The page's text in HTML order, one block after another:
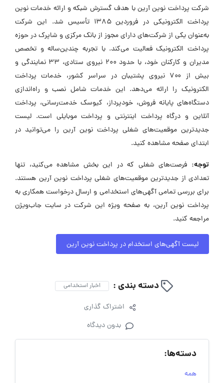
شرکت پرداخت نوین آرین با هدف گسترش شبکه و ارائه خدمات نوین
پرداخت الکترونیکی در فروردین ۱۳۸۵ تأسیس شد. این شرکت
به‌عنوان یکی از شرکت‌های دارای مجوز از بانک مرکزی و شاپرک در حوزه
پرداخت الکترونیک فعالیت می‌کند. با تجربه چندین‌ساله و تخصص
مدیران و کارکنان خود، با حدود ۲۰۰ نیروی ستادی، ۳۳ نمایندگی و
بیش از ۷۰۰ نیروی پشتیبان در سراسر کشور، خدمات پرداخت
الکترونیک را ارائه می‌دهد. این خدمات شامل نصب و راه‌اندازی
دستگاه‌های پایانه فروش، خودپرداز، کیوسک خدمت‌رسانی، پرداخت
آنلاین و درگاه پرداخت اینترنتی و پرداخت موبایلی است. لیست
جدیدترین موقعیت‌های شغلی پرداخت نوین آرین را می‌توانید در
ابتدای صفحه مشاهده کنید.
توجه: فرصت‌های شغلی که در این بخش مشاهده می‌کنید، تنها
تعدادی از جدیدترین موقعیت‌های شغلی پرداخت نوین آرین هستند.
برای بررسی تمامی آگهی‌های استخدامی و ارسال درخواست همکاری به
پرداخت نوین آرین، به صفحه ویژه این شرکت در سایت جاب‌ویژن
مراجعه کنید.
لیست آگهی‌های استخدام در پرداخت نوین آرین
دسته بندی : اخبار استخدامی
اشتراک گذاری
بدون دیدگاه
دسته‌ها:
همه